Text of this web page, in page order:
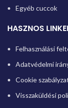
Egyéb cuccok
HASZNOS
Felhasználási
Adatvédelmi
Cookie
Visszaküldési